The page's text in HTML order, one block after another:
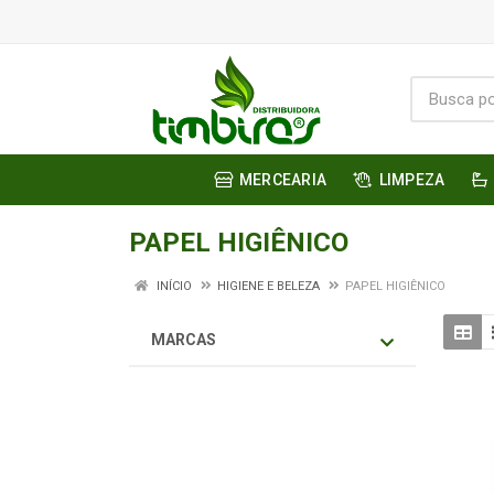
MERCEARIA LIMPEZA
PAPEL HIGIÊNICO
INÍCIO HIGIENE E BELEZA PAPEL HIGIÊNICO
MARCAS